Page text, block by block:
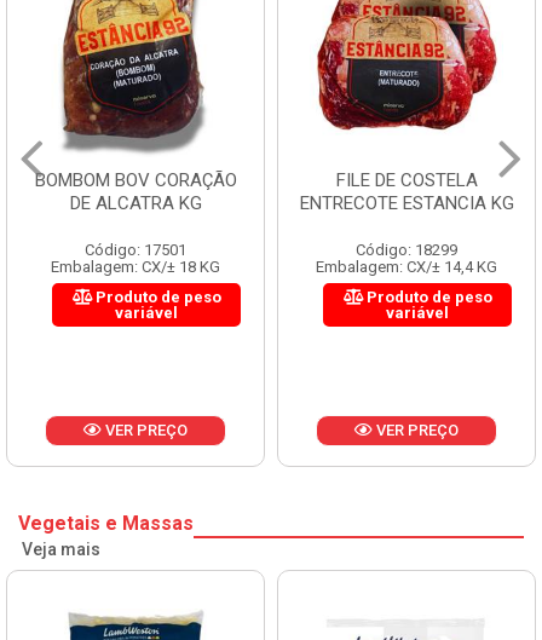
BOMBOM BOV CORAÇÃO
DE ALCATRA KG
Código: 17501
Embalagem: CX/± 18 KG
Produto de peso
variável
VER PREÇO
FILE DE COSTELA
ENTRECOTE ESTANCIA KG
Código: 18299
Embalagem: CX/± 14,4 KG
Produto de peso
variável
VER PREÇO
Vegetais e Massas
Veja mais